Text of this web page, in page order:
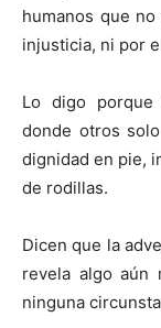
humanos que
injusticia, ni por
Lo digo
donde otros
dignidad en pie,
de rodillas.
Dicen que la
revela algo aún
ninguna